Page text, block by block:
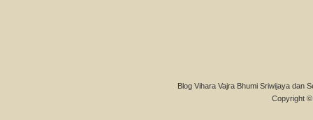
Blog Vihara Vajra Bhumi Sriwijaya dan
Copyright ©